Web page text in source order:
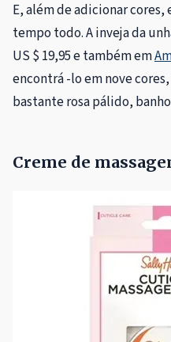
E, além de adicionar cores,
tempo todo. A inveja da
US $ 19,95 e também em
encontrá -lo em nove
bastante rosa pálido,
Creme de